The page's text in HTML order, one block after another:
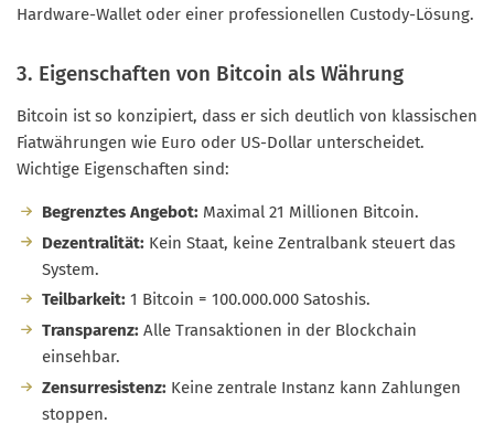
Hardware-Wallet oder einer professionellen Custody-Lösung.
3. Eigenschaften von Bitcoin als Währung
Bitcoin ist so konzipiert, dass er sich deutlich von klassischen
Fiatwährungen wie Euro oder US-Dollar unterscheidet.
Wichtige Eigenschaften sind:
Begrenztes Angebot: Maximal 21 Millionen Bitcoin.
Dezentralität: Kein Staat, keine Zentralbank steuert das
System.
Teilbarkeit: 1 Bitcoin = 100.000.000 Satoshis.
Transparenz: Alle Transaktionen in der Blockchain
einsehbar.
Zensurresistenz: Keine zentrale Instanz kann Zahlungen
stoppen.